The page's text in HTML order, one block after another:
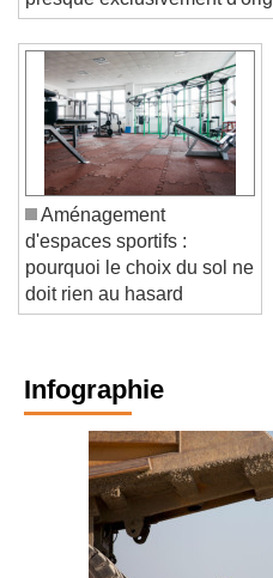
Aménagement
d'espaces sportifs :
pourquoi le choix du sol ne
doit rien au hasard
Infographie